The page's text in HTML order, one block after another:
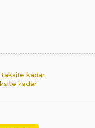
taksite kadar
kadar